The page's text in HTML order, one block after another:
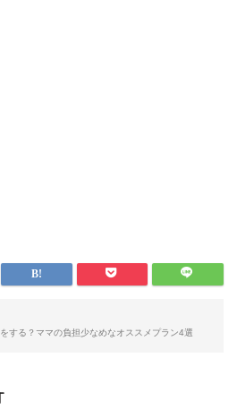
する？ママの負担少なめなオススメプラン4選